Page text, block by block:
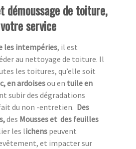
démoussage de toiture,
service
les intempéries, il est
au nettoyage de toiture. Il
les toitures, qu’elle soit
en ardoisesou en tuile en
subir des dégradations
du non -entretien. Des
des Mousses et des feuilles
les lichens peuvent
et impacter sur